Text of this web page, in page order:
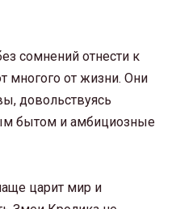
сомнений отнести к
многого от жизни. Они
довольствуясь
бытом и амбициозные
царит мир и